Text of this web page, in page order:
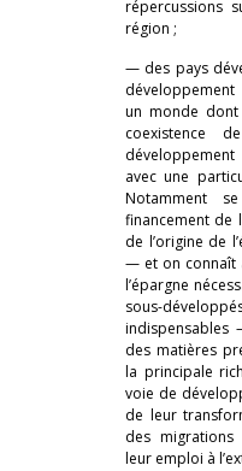
répercussions
région ;
— des pays
un monde dont
coexistence
avec une
Notamment
financement de
de l’origine de
— et on connaît
l’épargne
sous-
des matières
la principale
voie de
de leur
des migrations
leur emploi à